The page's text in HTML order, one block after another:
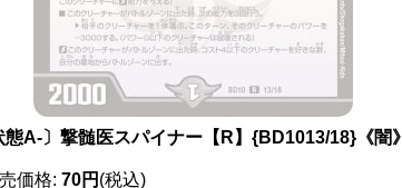
態A-〕撃髄医スパイナー【R】{BD1013/18}《闇》
価格: 70円 (税込)